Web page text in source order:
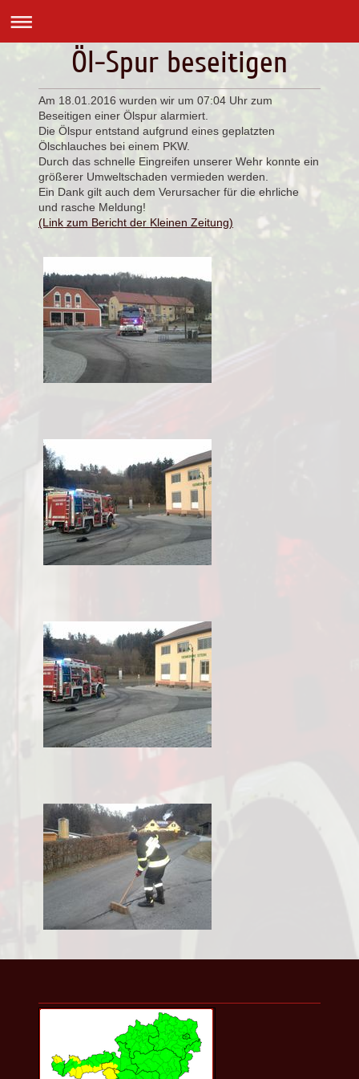
Öl-Spur beseitigen
Am 18.01.2016 wurden wir um 07:04 Uhr zum
Beseitigen einer Ölspur alarmiert.
Die Ölspur entstand aufgrund eines geplatzten
Ölschlauches bei einem PKW.
Durch das schnelle Eingreifen unserer Wehr konnte ein
größerer Umweltschaden vermieden werden.
Ein Dank gilt auch dem Verursacher für die ehrliche
und rasche Meldung!
(Link zum Bericht der Kleinen Zeitung)